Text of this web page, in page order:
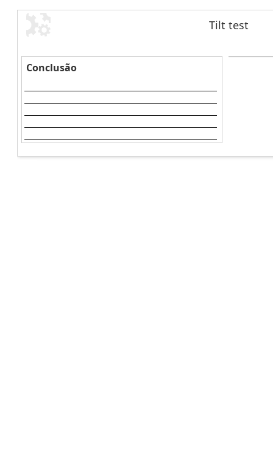
Tilt test
Conclusão